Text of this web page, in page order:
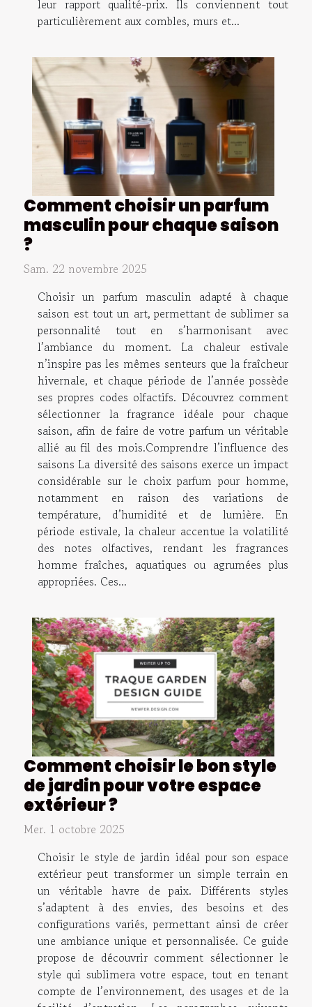
leur rapport qualité-prix. Ils conviennent tout
particulièrement aux combles, murs et...
Comment choisir un parfum
masculin pour chaque saison
?
Sam. 22 novembre 2025
Choisir un parfum masculin adapté à chaque
saison est tout un art, permettant de sublimer sa
personnalité tout en s’harmonisant avec
l’ambiance du moment. La chaleur estivale
n’inspire pas les mêmes senteurs que la fraîcheur
hivernale, et chaque période de l’année possède
ses propres codes olfactifs. Découvrez comment
sélectionner la fragrance idéale pour chaque
saison, afin de faire de votre parfum un véritable
allié au fil des mois.Comprendre l’influence des
saisons La diversité des saisons exerce un impact
considérable sur le choix parfum pour homme,
notamment en raison des variations de
température, d’humidité et de lumière. En
période estivale, la chaleur accentue la volatilité
des notes olfactives, rendant les fragrances
homme fraîches, aquatiques ou agrumées plus
appropriées. Ces...
Comment choisir le bon style
de jardin pour votre espace
extérieur ?
Mer. 1 octobre 2025
Choisir le style de jardin idéal pour son espace
extérieur peut transformer un simple terrain en
un véritable havre de paix. Différents styles
s’adaptent à des envies, des besoins et des
configurations variés, permettant ainsi de créer
une ambiance unique et personnalisée. Ce guide
propose de découvrir comment sélectionner le
style qui sublimera votre espace, tout en tenant
compte de l’environnement, des usages et de la